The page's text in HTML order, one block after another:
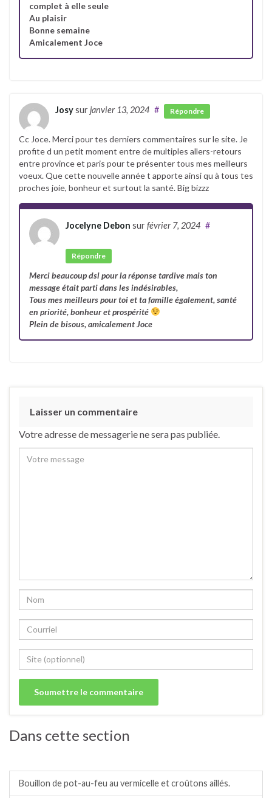
complet à elle seule
Au plaisir
Bonne semaine
Amicalement Joce
Josysur janvier 13, 2024 # Répondre
Cc Joce. Merci pour tes derniers commentaires sur le site. Je
profite d un petit moment entre de multiples allers-retours
entre province et paris pour te présenter tous mes meilleurs
voeux. Que cette nouvelle année t apporte ainsi qu à tous tes
proches joie, bonheur et surtout la santé. Big bizzz
Jocelyne Debon sur février 7, 2024 #
Répondre
Merci beaucoup dsl pour la réponse tardive mais ton
message était parti dans les indésirables,
Tous mes meilleurs pour toi et ta famille également, santé
en priorité, bonheur et prospérité
Plein de bisous, amicalement Joce
Laisser un commentaire
Votre adresse de messagerie ne sera pas publiée.
Dans cette section
Bouillon de pot-au-feu au vermicelle et croûtons aillés.